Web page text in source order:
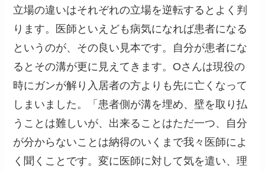
立場の違いはそれぞれの立場を逆転するとよく判
ります。医師といえども病気になれば患者になる
というのが、その良い見本です。自分が患者にな
るとその溝が更に見えてきます。Oさんは現役の
時にガンが解り入居者の方よりも先に亡くなって
しまいました。「患者側が溝を埋め、壁を取り払
うことは難しいが、出来ることはただ一つ、自分
が分からないことは納得のいくまで我々医師によ
く聞くことです。変に医師に対して気を遣い、理